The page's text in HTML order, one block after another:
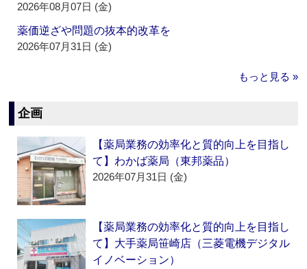
2026年08月07日 (金)
薬価逆ざや問題の抜本的改革を
2026年07月31日 (金)
もっと見る »
企画
【薬局業務の効率化と質的向上を目指し
て】わかば薬局（東邦薬品）
2026年07月31日 (金)
【薬局業務の効率化と質的向上を目指し
て】大手薬局笹崎店（三菱電機デジタル
イノベーション）